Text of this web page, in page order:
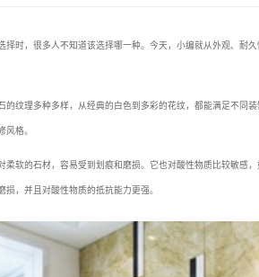
时，很多人不知道该选择哪一种。今天，小编就从外观、耐
纹理多种多样，从经典的白色到多彩的花纹，都能满足不同
格。
软的石材，容易受到划痕和磨损。它也对酸性物质比较敏感
，并且对酸性物质的抵抗能力更强。